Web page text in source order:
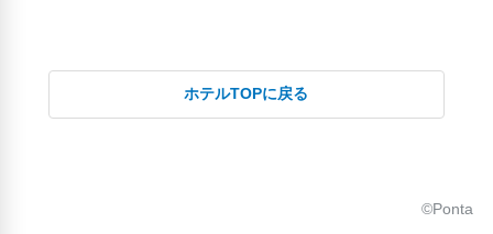
ホテルTOPに戻る
©Ponta